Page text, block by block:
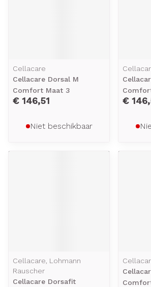
Cellacare
Cellacare Dorsal M
Comfort Maat 3
€ 146,51
Niet beschikbaar
€
Cellacare, Lohmann
Rauscher
Cellacare Dorsafit